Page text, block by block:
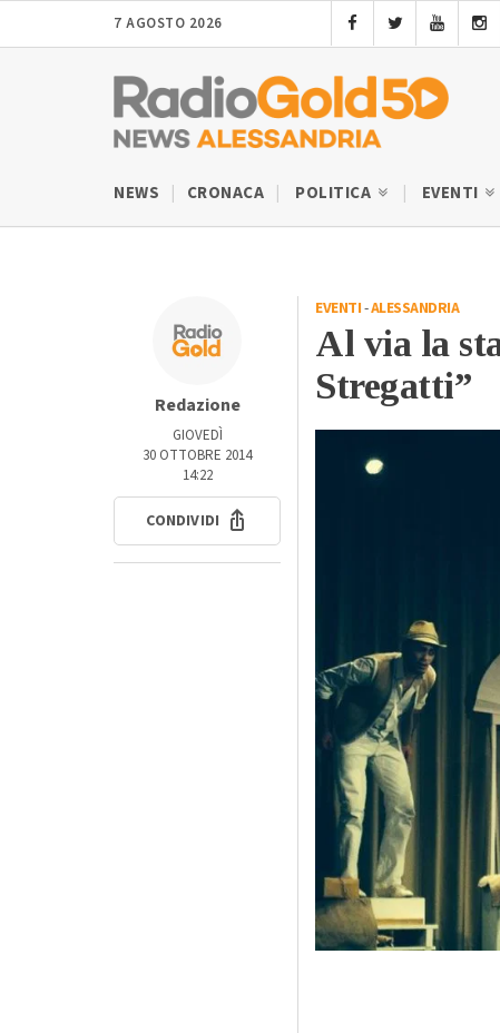
7 AGOSTO 2026
NEWS CRONACA POLITICA EVENTI
Redazione
GIOVEDÌ
30 OTTOBRE 2014
14:22
CONDIVIDI
EVENTI-ALESSANDRIA
Al via la
Stregatti”